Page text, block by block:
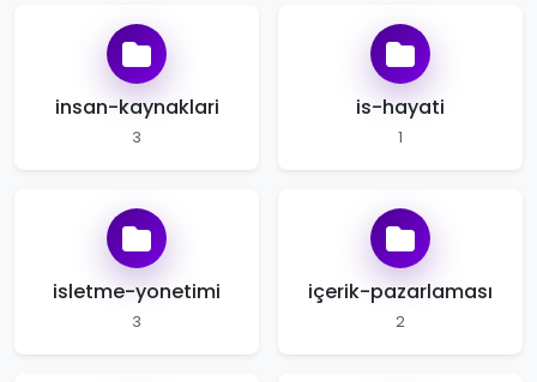
insan-kaynaklari
3
is-hayati
1
isletme-yonetimi
3
içerik-pazarlaması
2